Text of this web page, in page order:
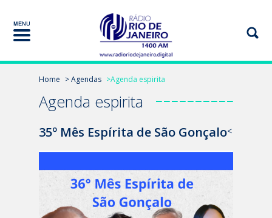
Home > Agendas >Agenda espirita
Agenda espirita
35º Mês Espírita de São Gonçalo<